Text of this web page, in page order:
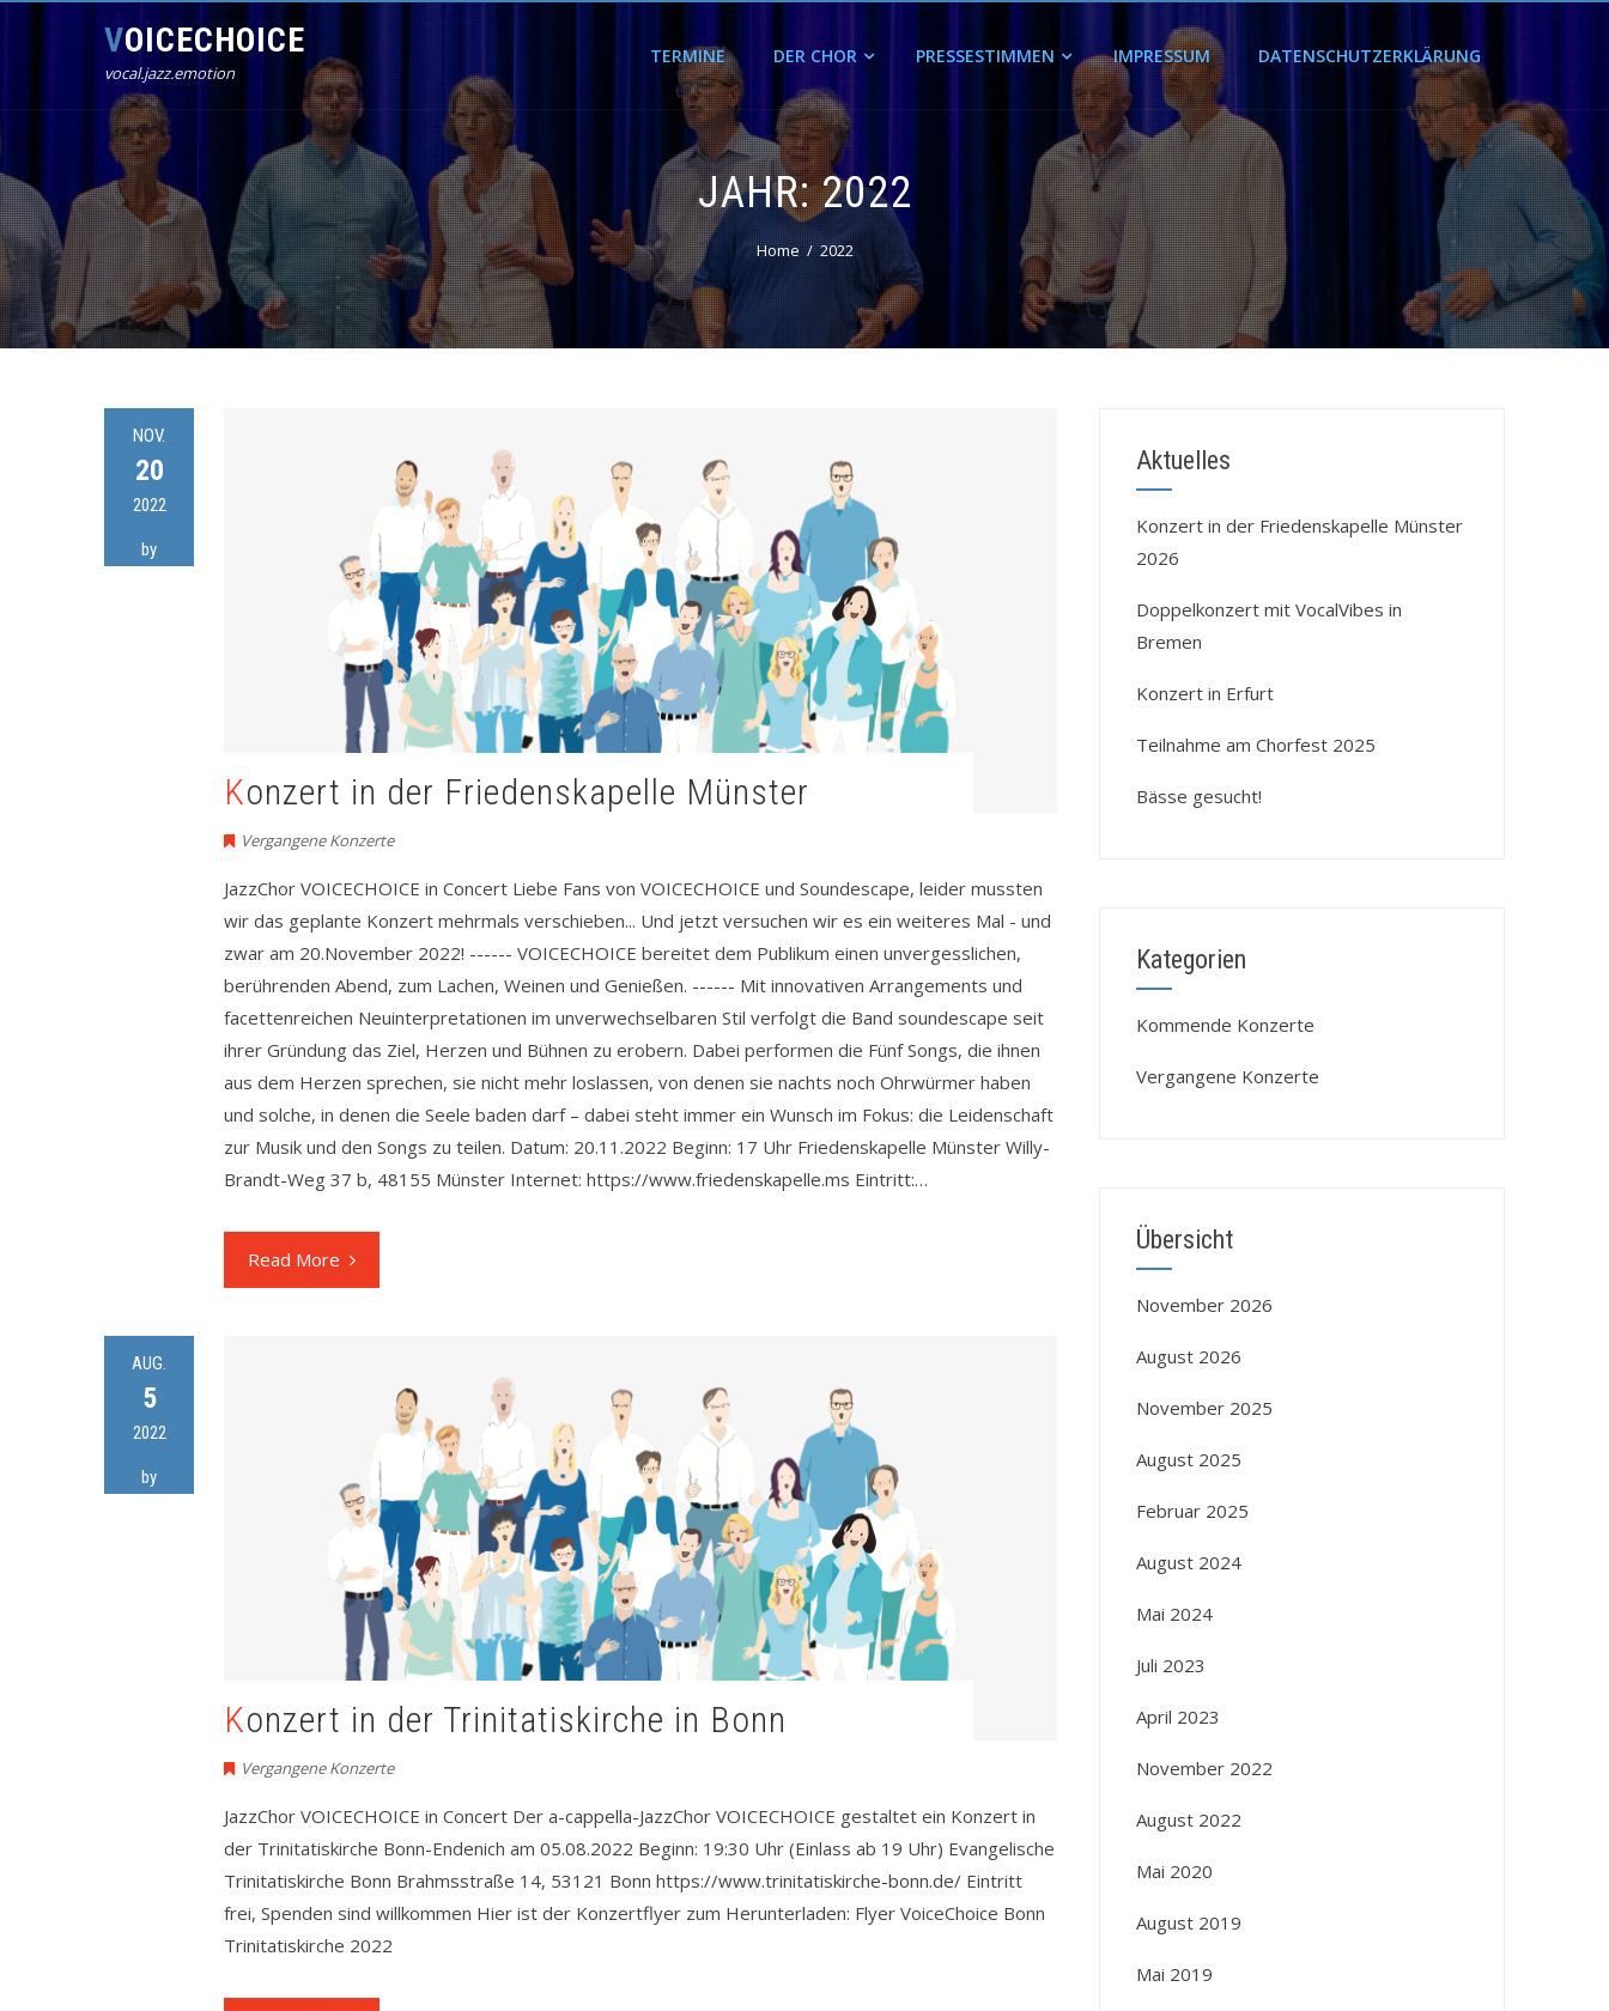
VOICECHOICE
vocal.jazz.emotion
TERMINE DER CHOR PRESSESTIMMEN IMPRESSUM DATENSCHUTZERKLÄRUNG
JAHR:2022
Home 2022
NOV.
20
2022
by
Konzert in der Friedenskapelle Münster
Vergangene Konzerte
JazzChor VOICECHOICE in Concert Liebe Fans von VOICECHOICE und Soundescape, leider mussten
wir das geplante Konzert mehrmals verschieben... Und jetzt versuchen wir es ein weiteres Mal - und
zwar am 20.November 2022! ------ VOICECHOICE bereitet dem Publikum einen unvergesslichen,
berührenden Abend, zum Lachen, Weinen und Genießen. ------ Mit innovativen Arrangements und
facettenreichen Neuinterpretationen im unverwechselbaren Stil verfolgt die Band soundescape seit
ihrer Gründung das Ziel, Herzen und Bühnen zu erobern. Dabei performen die Fünf Songs, die ihnen
aus dem Herzen sprechen, sie nicht mehr loslassen, von denen sie nachts noch Ohrwürmer haben
und solche, in denen die Seele baden darf – dabei steht immer ein Wunsch im Fokus: die Leidenschaft
zur Musik und den Songs zu teilen. Datum: 20.11.2022 Beginn: 17 Uhr Friedenskapelle Münster Willy-
Brandt-Weg 37 b, 48155 Münster Internet: https://www.friedenskapelle.ms Eintritt:…
Read More
AUG.
5
2022
by
Konzert in der Trinitatiskirche in Bonn
Vergangene Konzerte
JazzChor VOICECHOICE in Concert Der a-cappella-JazzChor VOICECHOICE gestaltet ein Konzert in
der Trinitatiskirche Bonn-Endenich am 05.08.2022 Beginn: 19:30 Uhr (Einlass ab 19 Uhr) Evangelische
Trinitatiskirche Bonn Brahmsstraße 14, 53121 Bonn https://www.trinitatiskirche-bonn.de/ Eintritt
frei, Spenden sind willkommen Hier ist der Konzertflyer zum Herunterladen: Flyer VoiceChoice Bonn
Trinitatiskirche 2022
Aktuelles
Konzert in der Friedenskapelle Münster
2026
Doppelkonzert mit VocalVibes in
Bremen
Konzert in Erfurt
Teilnahme am Chorfest 2025
Bässe gesucht!
Kategorien
Kommende Konzerte
Vergangene Konzerte
Übersicht
November 2026
August 2026
November 2025
August 2025
Februar 2025
August 2024
Mai 2024
Juli 2023
April 2023
November 2022
August 2022
Mai 2020
August 2019
Mai 2019